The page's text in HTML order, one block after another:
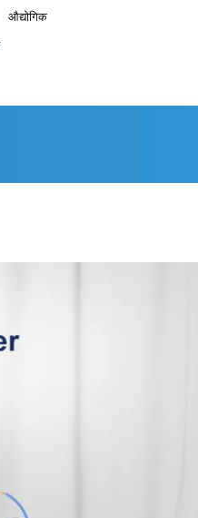
औद्योगिक